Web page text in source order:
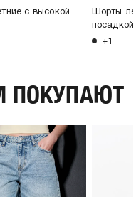
с высокой
Шорты
посадкой
+1
ПОКУПАЮТ